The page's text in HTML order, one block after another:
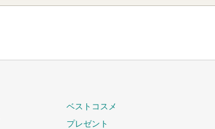
ベストコスメ
プレゼント